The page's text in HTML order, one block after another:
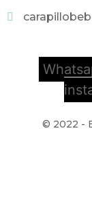
© 2022 -